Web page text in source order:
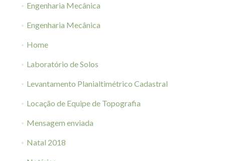
Engenharia Mecânica
Engenharia Mecânica
Home
Laboratório de Solos
Levantamento Planialtimétrico Cadastral
Locação de Equipe de Topografia
Mensagem enviada
Natal 2018